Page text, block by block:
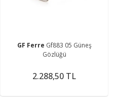
GF Ferre Gf883 05 Güneş
Gözlüğü
2.288,50 TL